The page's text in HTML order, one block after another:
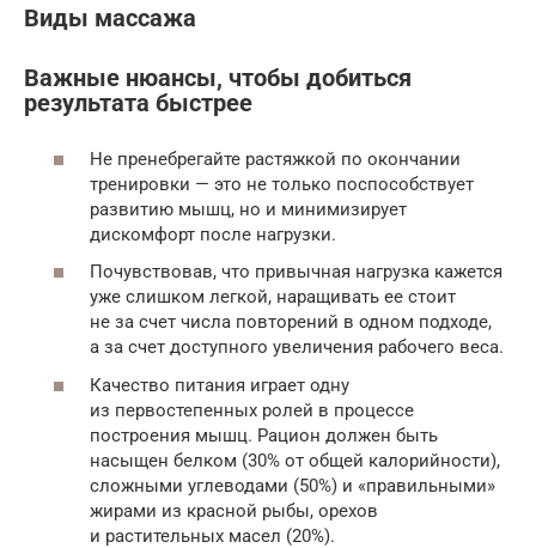
Виды массажа
Важные нюансы, чтобы добиться
результата быстрее
Не пренебрегайте растяжкой по окончании
тренировки — это не только поспособствует
развитию мышц, но и минимизирует
дискомфорт после нагрузки.
Почувствовав, что привычная нагрузка кажется
уже слишком легкой, наращивать ее стоит
не за счет числа повторений в одном подходе,
а за счет доступного увеличения рабочего веса.
Качество питания играет одну
из первостепенных ролей в процессе
построения мышц. Рацион должен быть
насыщен белком (30% от общей калорийности),
сложными углеводами (50%) и «правильными»
жирами из красной рыбы, орехов
и растительных масел (20%).